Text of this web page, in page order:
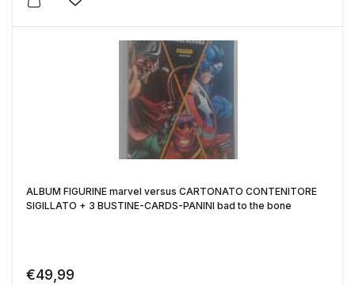
Aggiungi alla lista dei desideri
ALBUM FIGURINE marvel versus CARTONATO CONTENITORE
SIGILLATO + 3 BUSTINE-CARDS-PANINI bad to the bone
€49,99